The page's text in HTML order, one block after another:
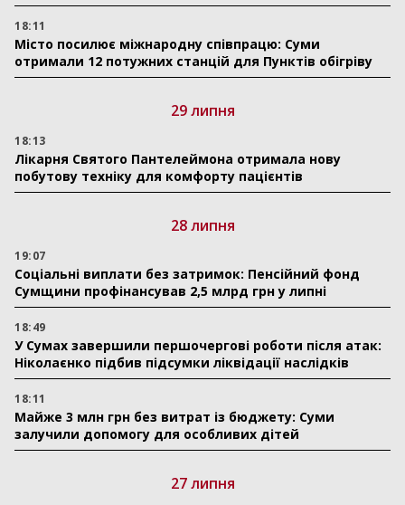
18:11
Місто посилює міжнародну співпрацю: Суми
отримали 12 потужних станцій для Пунктів обігріву
29 липня
18:13
Лікарня Святого Пантелеймона отримала нову
побутову техніку для комфорту пацієнтів
28 липня
19:07
Соціальні виплати без затримок: Пенсійний фонд
Сумщини профінансував 2,5 млрд грн у липні
18:49
У Сумах завершили першочергові роботи після атак:
Ніколаєнко підбив підсумки ліквідації наслідків
18:11
Майже 3 млн грн без витрат із бюджету: Суми
залучили допомогу для особливих дітей
27 липня